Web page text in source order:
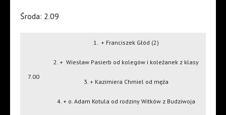
Środa: 2.09
7.00
1. + Franciszek Głód (2)
2. + Wiesław Pasierb od kolegów i koleżanek z klasy
3. + Kazimiera Chmiel od męża
4. + o. Adam Kotula od rodziny Witków z Budziwoja